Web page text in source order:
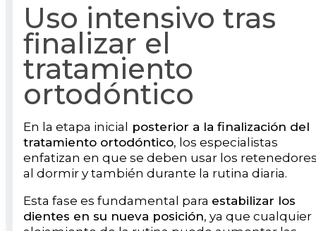
Uso intensivo tras
finalizar el
tratamiento
ortodóntico
En la etapa inicial
posterior a la finalización del
tratamiento ortodóntico, los especialistas
enfatizan en que se deben usar los
al dormir y también durante la rutina diaria.
Esta fase es fundamental para estabilizar los
dientes en su nueva posición, ya que cualquier